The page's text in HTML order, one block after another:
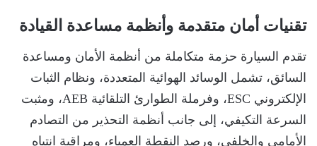
تقنيات أمان متقدمة وأنظمة مساعدة القيادة
تقدم السيارة حزمة متكاملة من أنظمة الأمان ومساعدة
السائق، تشمل الوسائد الهوائية المتعددة، ونظام الثبات
الإلكتروني ESC، وفرملة الطوارئ التلقائية AEB، ومثبت
السرعة التكيفي، إلى جانب أنظمة التحذير من التصادم
الأمامي والخلفي، ورصد النقطة العمياء، ومراقبة انتباه